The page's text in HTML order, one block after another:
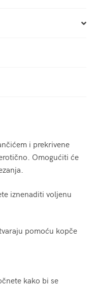
i prekrivene
Omogućiti će
iznenaditi voljenu
pomoću kopče
kako bi se